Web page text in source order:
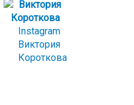
Instagram
Виктория
Короткова